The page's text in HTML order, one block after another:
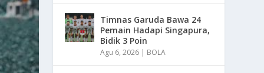
Timnas Garuda Bawa 24
Pemain Hadapi Singapura,
Bidik 3 Poin
Agu 6, 2026 | BOLA